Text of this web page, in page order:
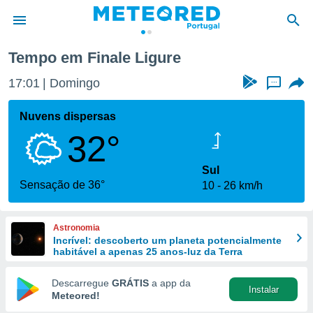
da
foi
fornecidas
a este
das
e
forma
digital
Tempo em Finale Ligure
17:01 Domingo ...
Nuvens dispersas
32°
Sensação de 36°
Sul
10
26 km/h
Astronomia
Incrível: descoberto um planeta potencialmente
habitável a apenas 25 anos-luz da Terra
Descarregue GRÁTIS a app da
Meteored!
Instalar